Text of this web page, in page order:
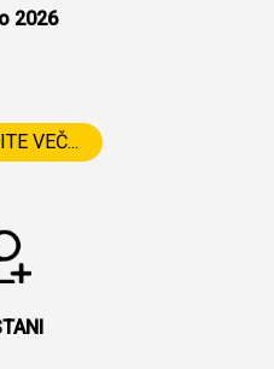
2026
VEČ...